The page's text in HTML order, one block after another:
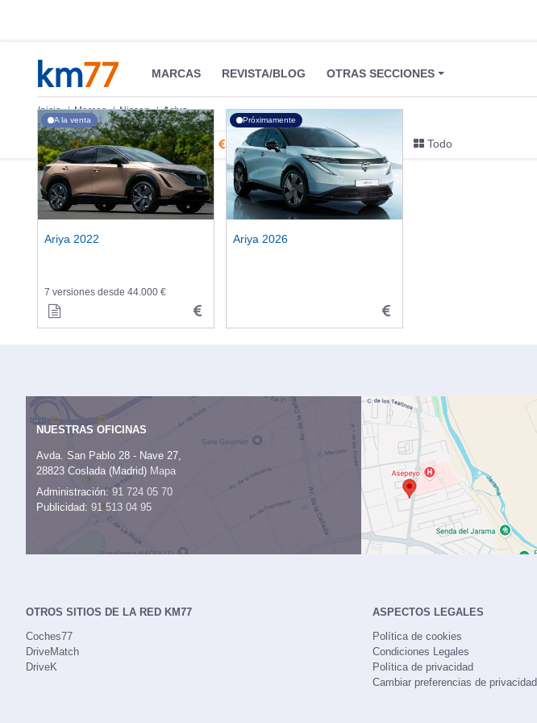
MARCAS REVISTA/BLOG OTRAS SECCIONES
Inicio Marcas Nissan Ariya
Información Fotos Precios, datos y equipamientos Todo
A la venta
Ariya 2022
7 versiones desde 44.000 €
Próximamente
Ariya 2026
NUESTRAS OFICINAS
Avda. San Pablo 28 - Nave 27,
28823 Coslada (Madrid) Mapa
Administración:91 724 05 70
Publicidad: 91 513 04 95
OTROS SITIOS DE LA RED KM77
Coches77
DriveMatch
DriveK
ASPECTOS LEGALES
Política de cookies
Condiciones Legales
Política de privacidad
Cambiar preferencias de privacidad